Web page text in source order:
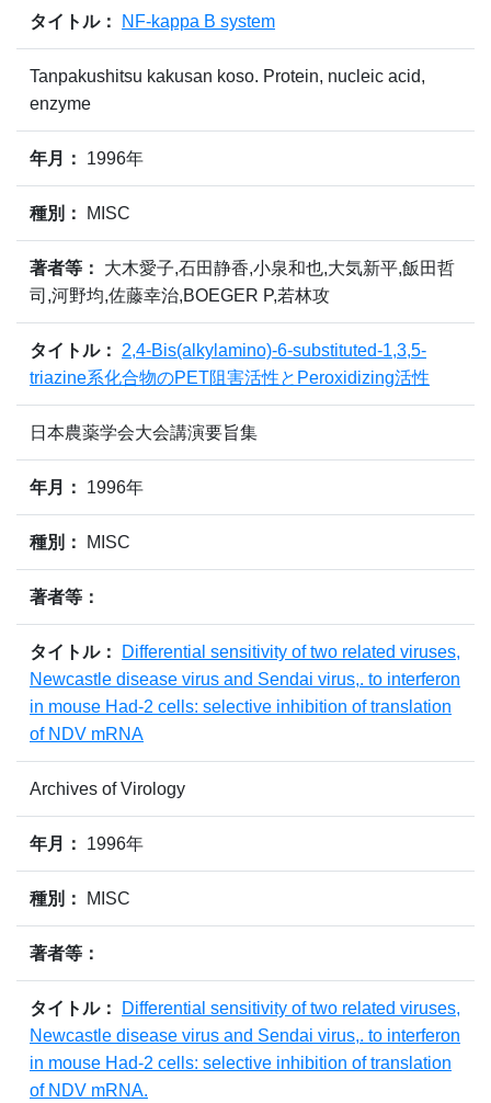
タイトル： NF-kappa B system
Tanpakushitsu kakusan koso. Protein, nucleic acid,
enzyme
年月： 1996年
種別： MISC
著者等：
大木愛子,石田静香,小泉和也,大気新平,飯田哲
司,河野均,佐藤幸治,BOEGER P,若林攻
タイトル：
2,4-Bis(alkylamino)-6-substituted-1,3,5-
triazine系化合物のPET阻害活性とPeroxidizing活性
日本農薬学会大会講演要旨集
年月： 1996年
種別： MISC
著者等：
タイトル：
Differential sensitivity of two related viruses,
Newcastle disease virus and Sendai virus,. to interferon
in mouse Had-2 cells: selective inhibition of translation
of NDV mRNA
Archives of Virology
年月： 1996年
種別： MISC
著者等：
タイトル：
Differential sensitivity of two related viruses,
Newcastle disease virus and Sendai virus,. to interferon
in mouse Had-2 cells: selective inhibition of translation
of NDV mRNA.